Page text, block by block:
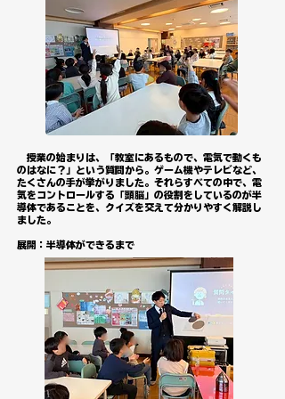
授業の始まりは、「教室にあるもので、電気で動くも
のはなに？」という質問から。ゲーム機やテレビなど、
たくさんの手が挙がりました。それらすべての中で、電
気をコントロールする「頭脳」の役割をしているのが半
導体であることを、クイズを交えて分かりやすく解説し
ました。
展開：半導体ができるまで